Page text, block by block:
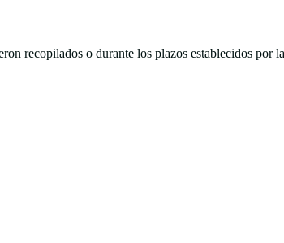
recopilados o durante los plazos establecidos por